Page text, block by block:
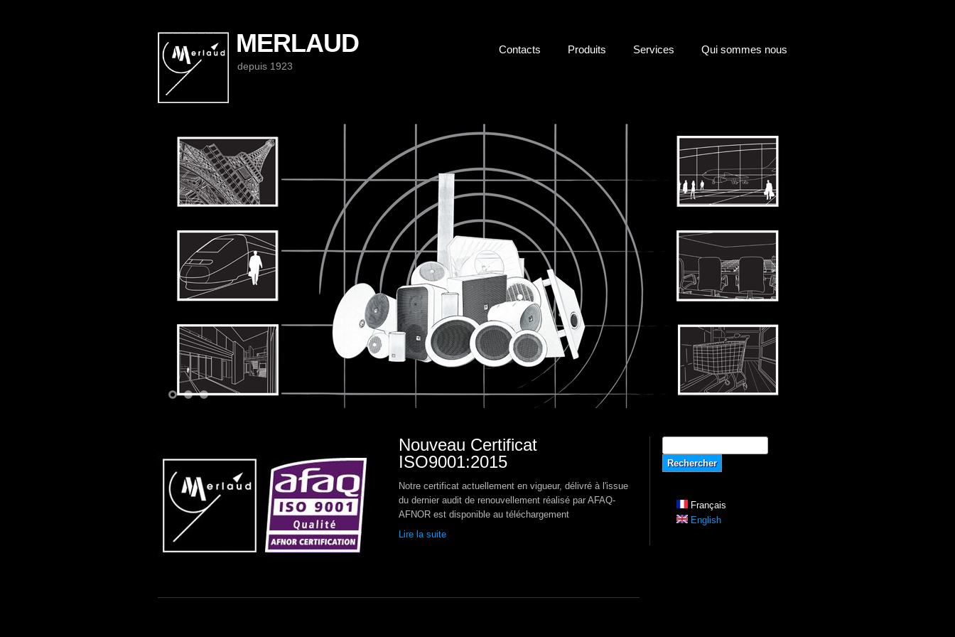
MERLAUD
depuis 1923
Contacts Produits Services Qui sommes nous
Nouveau Certificat
ISO9001:2015
Notre certificat actuellement en vigueur, délivré à l'issue
du dernier audit de renouvellement réalisé par AFAQ-
AFNOR est disponible au téléchargement
Lire la suite
Français
English